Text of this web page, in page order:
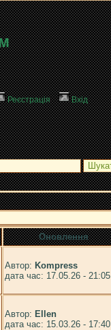
Реєстрація Вхід
Оновлення
Автор: Kompress
дата час: 17.05.26 - 21:05
Автор: Ellen
дата час: 15.03.26 - 17:40